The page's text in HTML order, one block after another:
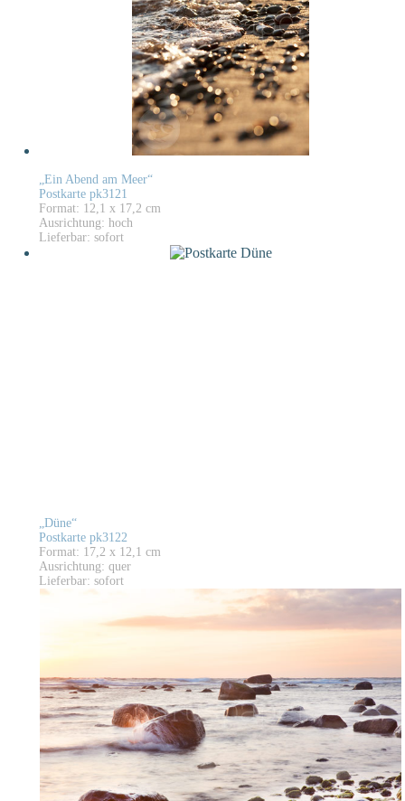
„Ein Abend am Meer“
Postkarte pk3121
Format: 12,1 x 17,2 cm
Ausrichtung: hoch
Lieferbar: sofort
„Düne“
Postkarte pk3122
Format: 17,2 x 12,1 cm
Ausrichtung: quer
Lieferbar: sofort